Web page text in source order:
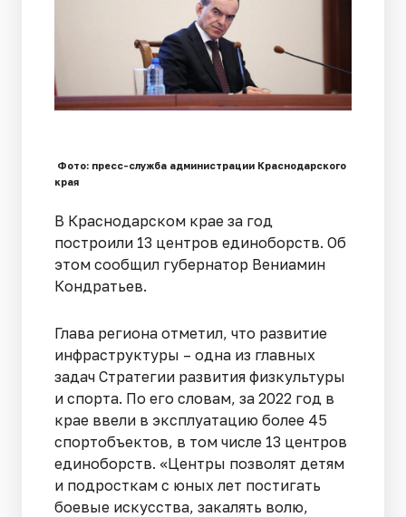
Фото: пресс-служба администрации Краснодарского
края
В Краснодарском крае за год
построили 13 центров единоборств. Об
этом сообщил губернатор Вениамин
Кондратьев.
Глава региона отметил, что развитие
инфраструктуры – одна из главных
задач Стратегии развития физкультуры
и спорта. По его словам, за 2022 год в
крае ввели в эксплуатацию более 45
спортобъектов, в том числе 13 центров
единоборств. «Центры позволят детям
и подросткам с юных лет постигать
боевые искусства, закалять волю,